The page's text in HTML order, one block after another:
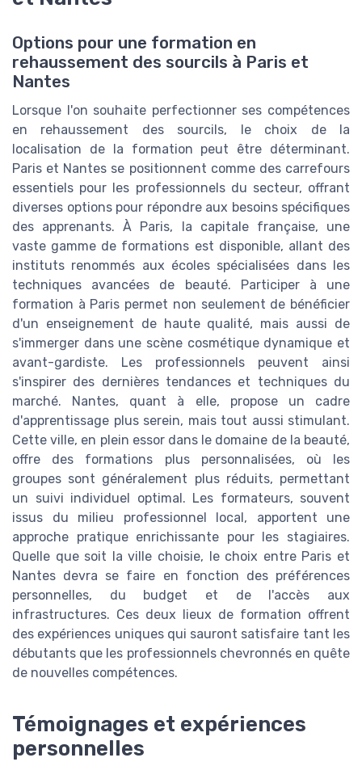
Options pour une formation en
rehaussement des sourcils à Paris et
Nantes
Lorsque l'on souhaite perfectionner ses compétences
en rehaussement des sourcils, le choix de la
localisation de la formation peut être déterminant.
Paris et Nantes se positionnent comme des carrefours
essentiels pour les professionnels du secteur, offrant
diverses options pour répondre aux besoins spécifiques
des apprenants. À Paris, la capitale française, une
vaste gamme de formations est disponible, allant des
instituts renommés aux écoles spécialisées dans les
techniques avancées de beauté. Participer à une
formation à Paris permet non seulement de bénéficier
d'un enseignement de haute qualité, mais aussi de
s'immerger dans une scène cosmétique dynamique et
avant-gardiste. Les professionnels peuvent ainsi
s'inspirer des dernières tendances et techniques du
marché. Nantes, quant à elle, propose un cadre
d'apprentissage plus serein, mais tout aussi stimulant.
Cette ville, en plein essor dans le domaine de la beauté,
offre des formations plus personnalisées, où les
groupes sont généralement plus réduits, permettant
un suivi individuel optimal. Les formateurs, souvent
issus du milieu professionnel local, apportent une
approche pratique enrichissante pour les stagiaires.
Quelle que soit la ville choisie, le choix entre Paris et
Nantes devra se faire en fonction des préférences
personnelles, du budget et de l'accès aux
infrastructures. Ces deux lieux de formation offrent
des expériences uniques qui sauront satisfaire tant les
débutants que les professionnels chevronnés en quête
de nouvelles compétences.
Témoignages et expériences
personnelles